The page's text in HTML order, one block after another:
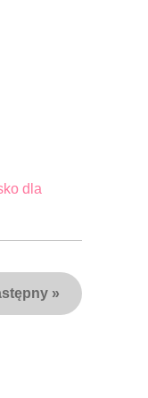
dla
»